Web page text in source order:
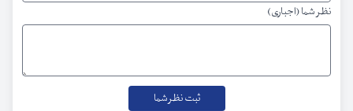
نظر شما (اجباری)